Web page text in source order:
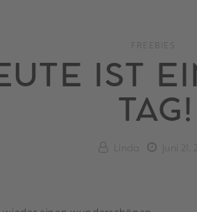
FREEBIES
IST
TAG!
Linda Juni 21,